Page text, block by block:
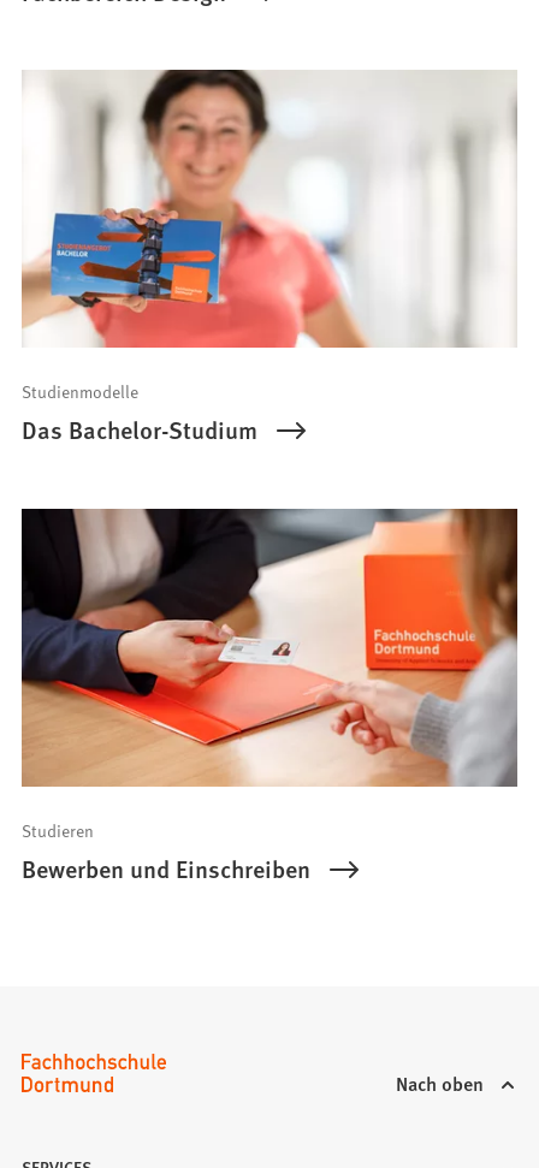
Studienmodelle
Das Bachelor-Studium
Studieren
Bewerben und Einschreiben
Nach oben